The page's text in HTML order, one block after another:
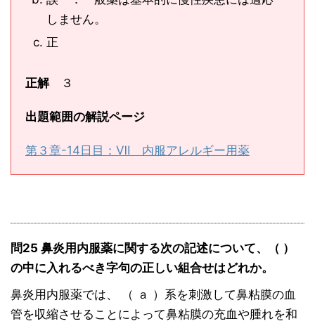
しません。
正
正解３
出題範囲の解説ページ
第３章-14日目：Ⅶ 内服アレルギー用薬
問25 鼻炎用内服薬に関する次の記述について、（ ）
の中に入れるべき字句の正しい組合せはどれか。
鼻炎用内服薬では、 （ ａ ）系を刺激して鼻粘膜の血
管を収縮させることによって鼻粘膜の充血や腫れを和